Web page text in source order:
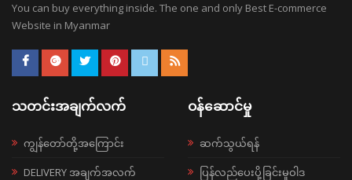
You can buy everything inside. The one and only Best E-commerce
Website in Myanmar
သတင်းအချက်လက်
ကျွန်တော်တို့အကြောင်း
DELIVERY အချက်အလက်
ဝန်ဆောင်မှု
ဆက်သွယ်ရန်
ပြန်လည်ပေးပို့ခြင်းမူဝါဒ